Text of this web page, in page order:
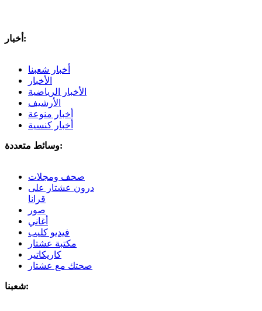
أخبار:
أخبار شعبنا
الأخبار
الأخبار الرياضية
الأرشيف
أخبار منوعة
أخبار كنسية
وسائط متعددة:
صحف ومجلات
درون عشتار على
قرانا
صور
أغاني
فيديو كليب
مكتبة عشتار
كاريكاتير
صحتك مع عشتار
شعبنا: